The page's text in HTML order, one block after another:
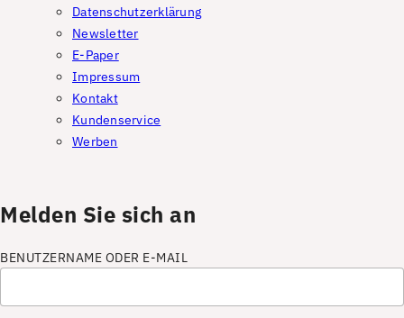
Datenschutzerklärung
Newsletter
E-Paper
Impressum
Kontakt
Kundenservice
Werben
Melden Sie sich an
BENUTZERNAME ODER E-MAIL